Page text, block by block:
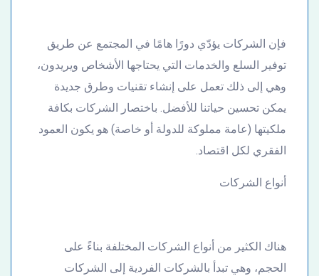
فإن الشركات يؤدّي دورًا هامًا في المجتمع عن طريق
توفير السلع والخدمات التي يحتاجها الأشخاص ويريدون،
وهي إلى ذلك تعمل على إنشاء تقنيات وطرق جديدة
يمكن تحسين حياتنا للأفضل. باختصار الشركات بكافة
ملكيتها (عامة مملوكة للدولة أو خاصة) هو يكون العمود
الفقري لكل اقتصاد.
أنواع الشركات
هناك الكثير من أنواع الشركات المختلفة بناءً على
الحجم، وهي تبدأ بالشركات الفردية إلى الشركات